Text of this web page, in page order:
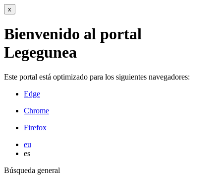
x
Bienvenido al portal
Legegunea
Este portal está optimizado para los siguientes navegadores:
Edge
Chrome
Firefox
eu
es
Búsqueda general